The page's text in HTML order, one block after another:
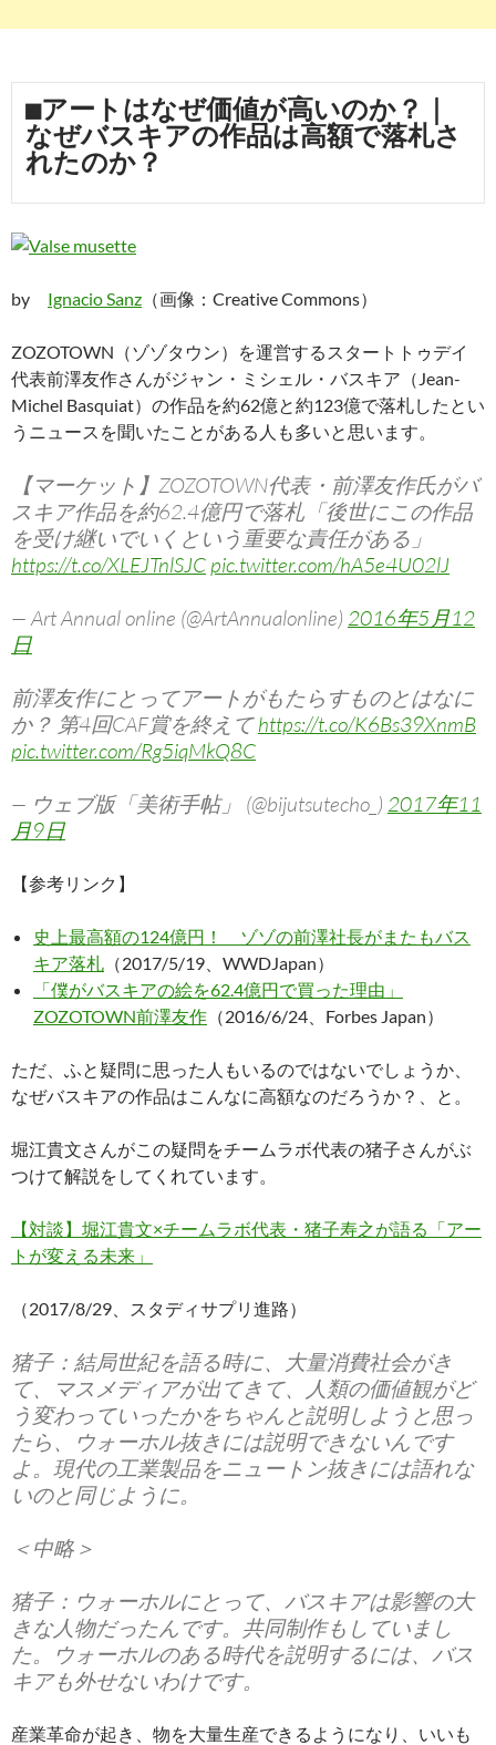
■アートはなぜ価値が高いのか？｜
なぜバスキアの作品は高額で落札さ
れたのか？
by Ignacio Sanz （画像：Creative Commons）
ZOZOTOWN（ゾゾタウン）を運営するスタートトゥデイ
代表前澤友作さんがジャン・ミシェル・バスキア（Jean-
Michel Basquiat）の作品を約62億と約123億で落札したとい
うニュースを聞いたことがある人も多いと思います。
【マーケット】ZOZOTOWN代表・前澤友作氏がバ
スキア作品を約62.4億円で落札「後世にこの作品
を受け継いでいくという重要な責任がある」
https://t.co/XLEJTnlSJC pic.twitter.com/hA5e4U02lJ
— Art Annual online (@ArtAnnualonline) 2016年5月12
日
前澤友作にとってアートがもたらすものとはなに
か？ 第4回CAF賞を終えてhttps://t.co/K6Bs39XnmB
pic.twitter.com/Rg5iqMkQ8C
— ウェブ版「美術手帖」 (@bijutsutecho_) 2017年11
月9日
【参考リンク】
史上最高額の124億円！ ゾゾの前澤社長がまたもバス
キア落札 （2017/5/19、WWDJapan）
「僕がバスキアの絵を62.4億円で買った理由」
ZOZOTOWN前澤友作 （2016/6/24、Forbes Japan）
ただ、ふと疑問に思った人もいるのではないでしょうか、
なぜバスキアの作品はこんなに高額なのだろうか？、と。
堀江貴文さんがこの疑問をチームラボ代表の猪子さんがぶ
つけて解説をしてくれています。
【対談】堀江貴文×チームラボ代表・猪子寿之が語る「アー
トが変える未来」
（2017/8/29、スタディサプリ進路）
猪子：結局世紀を語る時に、大量消費社会がき
て、マスメディアが出てきて、人類の価値観がど
う変わっていったかをちゃんと説明しようと思っ
たら、ウォーホル抜きには説明できないんです
よ。現代の工業製品をニュートン抜きには語れな
いのと同じように。
＜中略＞
猪子：ウォーホルにとって、バスキアは影響の大
きな人物だったんです。共同制作もしていまし
た。ウォーホルのある時代を説明するには、バス
キアも外せないわけです。
産業革命が起き、物を大量生産できるようになり、いいも